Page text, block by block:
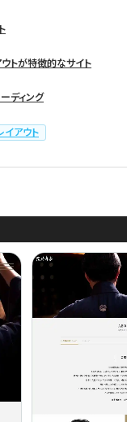
ウトが特徴的なサイト
ディング
イアウト